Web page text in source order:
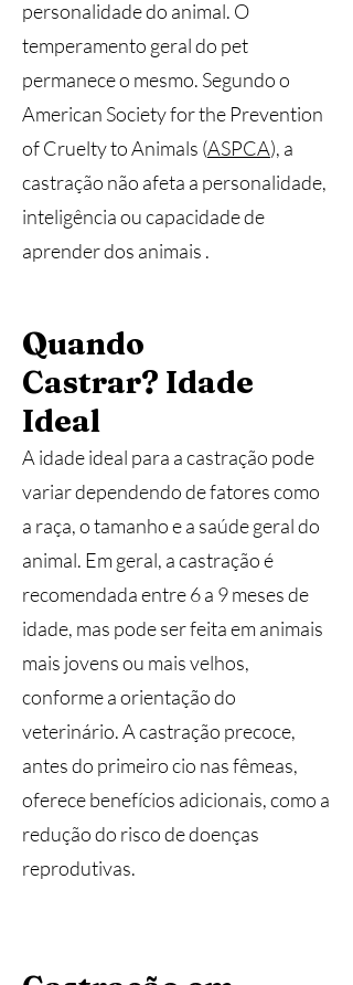
personalidade do animal. O
temperamento geral do pet
permanece o mesmo. Segundo o
American Society for the Prevention
of Cruelty to Animals (ASPCA), a
castração não afeta a personalidade,
inteligência ou capacidade de
aprender dos animais .
Quando
Castrar? Idade
Ideal
A idade ideal para a castração pode
variar dependendo de fatores como
a raça, o tamanho e a saúde geral do
animal. Em geral, a castração é
recomendada entre 6 a 9 meses de
idade, mas pode ser feita em animais
mais jovens ou mais velhos,
conforme a orientação do
veterinário. A castração precoce,
antes do primeiro cio nas fêmeas,
oferece benefícios adicionais, como a
redução do risco de doenças
reprodutivas.